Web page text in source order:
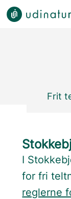
Frit
I
for fri
reglerne